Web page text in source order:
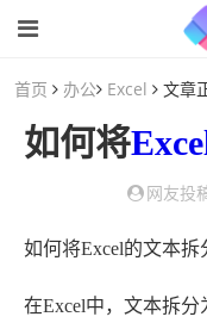
首页 办公 Excel 文章
如何将
网友投
如何将Excel的文本拆
在Excel中，文本拆